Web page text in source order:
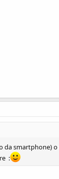
da smartphone)
: